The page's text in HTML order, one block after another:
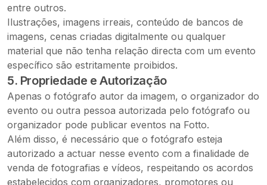
entre outros.
Ilustrações, imagens irreais, conteúdo de bancos de
imagens, cenas criadas digitalmente ou qualquer
material que não tenha relação directa com um evento
específico são estritamente proibidos.
5. Propriedade e Autorização
Apenas o fotógrafo autor da imagem, o organizador do
evento ou outra pessoa autorizada pelo fotógrafo ou
organizador pode publicar eventos na Fotto.
Além disso, é necessário que o fotógrafo esteja
autorizado a actuar nesse evento com a finalidade de
venda de fotografias e vídeos, respeitando os acordos
estabelecidos com organizadores, promotores ou